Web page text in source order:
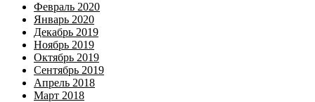
Февраль 2020
Январь 2020
Декабрь 2019
Ноябрь 2019
Октябрь 2019
Сентябрь 2019
Апрель 2018
Март 2018